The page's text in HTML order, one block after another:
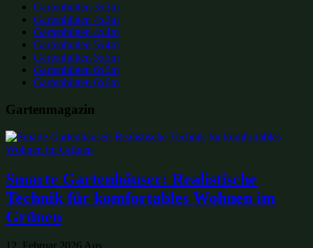
Gartenhütten 3x3m
Gartenhütten 4x3m
Gartenhütten 4x4m
Gartenhütten 5x4m
Gartenhütten 5x5m
Gartenhütten 6x5m
Gartenhütten 6x6m
Gartenmagazin
Smarte Gartenhäuser: Realistische
Technik für komfortables Wohnen im
Grünen